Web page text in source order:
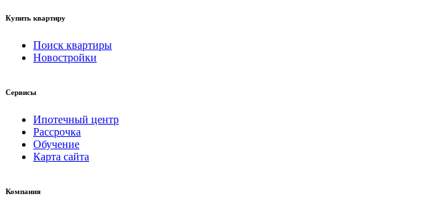
Купить квартиру
Поиск квартиры
Новостройки
Сервисы
Ипотечный центр
Рассрочка
Обучение
Карта сайта
Компания